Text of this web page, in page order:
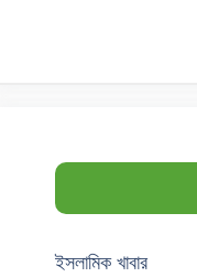
ইসলামিক খাবার